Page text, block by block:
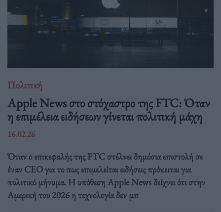
Πολιτική
Apple News στο στόχαστρο της FTC: Όταν
η επιμέλεια ειδήσεων γίνεται πολιτική μάχη
16.02.26
Όταν ο επικεφαλής της FTC στέλνει δημόσια επιστολή σε
έναν CEO για το πως επιμελείται ειδήσεις πρόκειται για
πολιτικό μήνυμα. Η υπόθεση Apple News δείχνει ότι στην
Αμερική του 2026 η τεχνολογία δεν μπ